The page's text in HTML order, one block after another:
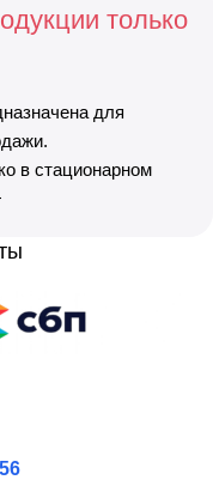
только
для
в стационарном